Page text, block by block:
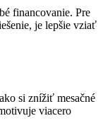
financovanie. Pre
je lepšie vziať
si znížiť mesačné
viacero